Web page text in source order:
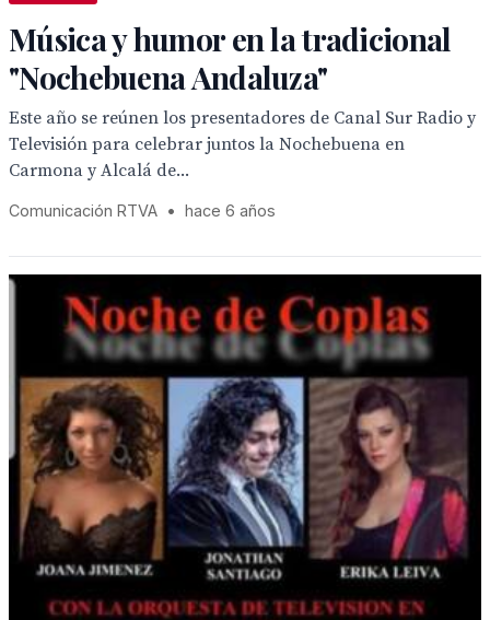
Música y humor en la tradicional
"Nochebuena Andaluza"
Este año se reúnen los presentadores de Canal Sur Radio y
Televisión para celebrar juntos la Nochebuena en
Carmona y Alcalá de...
Comunicación RTVA • hace 6 años